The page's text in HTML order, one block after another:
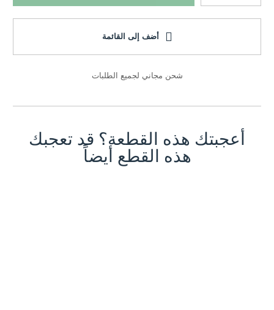
أضف إلى القائمة
شحن مجاني لجميع الطلبات
أعجبتك هذه القطعة؟ قد تعجبك
هذه القطع أيضاً